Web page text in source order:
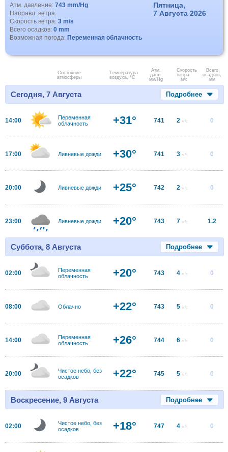
Атм. давление: 743 mm/Hg
Направл. ветра:
Скорость ветра: 3 m/s
Всего осадков: 0 mm
Возможная погода: Переменная облачность
Пятница,
7 Августа 2026
Состояние
атмосферы
Температура
воздуха, °C
Атм.
давл.
мм/Hg
Скорость
ветра.
м/с
Всего
осадков,
мм
Сегодня, 7 Августа Подробнее
14:00
Переменная
облачность
+31° 741 2 м/с 0
17:00 Ливневые дожди +30° 741 3 м/с 0
20:00 Ливневые дожди +25° 742 2 м/с 0
23:00 Ливневые дожди +20° 743 7 м/с 1.2
Суббота, 8 Августа Подробнее
02:00
Переменная
облачность
+20° 743 4 м/с 0
08:00 Облачно +22° 743 5 м/с 0
14:00
Переменная
облачность
+26° 744 6 м/с 0
20:00
Чистое небо, без
осадков
+22° 745 5 м/с 0
Воскресение, 9 Августа Подробнее
02:00
Чистое небо, без
осадков
+18° 747 4 м/с 0